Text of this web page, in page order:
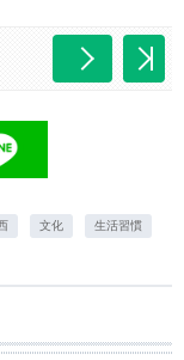
文化 生活習慣